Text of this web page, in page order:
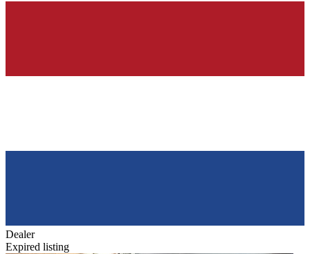
Dealer
Expired listing